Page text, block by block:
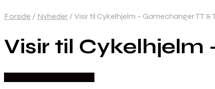
Forside / Nyheder / Visir til Cykelhjelm – Gamechanger TT &
Visir til Cykelhjelm